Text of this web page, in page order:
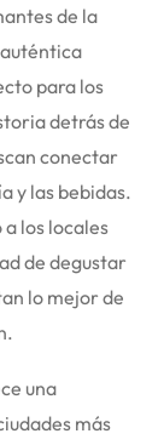
de la
para los
detrás de
conectar
y las bebidas.
los locales
de degustar
lo mejor de
una
más